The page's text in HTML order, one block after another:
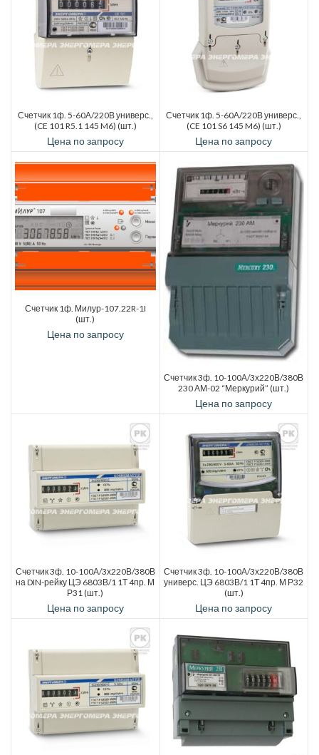
Счетчик 1ф. 5-60А/220В универс.,
(CE 101 R5.1 145 M6) (шт.)
Цена по запросу
Счетчик 1ф. 5-60А/220В универс.,
(CE 101 S6 145 M6) (шт.)
Цена по запросу
Счетчик 1ф. Милур-107.22R-1I
(шт.)
Цена по запросу
Счетчик 3ф. 10-100А/3х220В/380В
230 АМ-02 “Меркурий” (шт.)
Цена по запросу
Счетчик 3ф. 10-100А/3х220В/380В
на DIN-рейку ЦЭ 6803В/1 1Т 4пр. М
Р31 (шт.)
Цена по запросу
Счетчик 3ф. 10-100А/3х220В/380В
универс. ЦЭ 6803В/1 1Т 4пр. М Р32
(шт.)
Цена по запросу